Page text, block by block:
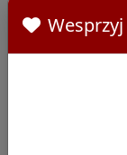
Gérald
Wesprzyj